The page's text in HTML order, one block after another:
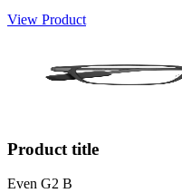
View Product
Product title
Even G2 B